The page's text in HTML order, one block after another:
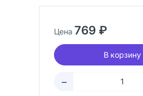
Цена 769 ₽
В корзину
–